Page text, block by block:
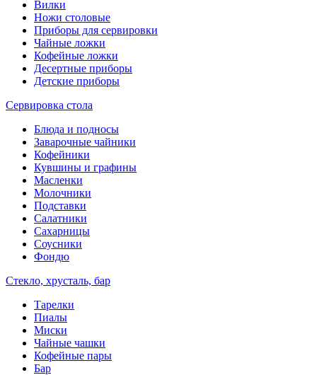
Вилки
Ножи столовые
Приборы для сервировки
Чайные ложки
Кофейные ложки
Десертные приборы
Детские приборы
Сервировка стола
Блюда и подносы
Заварочные чайники
Кофейники
Кувшины и графины
Масленки
Молочники
Подставки
Салатники
Сахарницы
Соусники
Фондю
Стекло, хрусталь, бар
Тарелки
Пиалы
Миски
Чайные чашки
Кофейные пары
Бар